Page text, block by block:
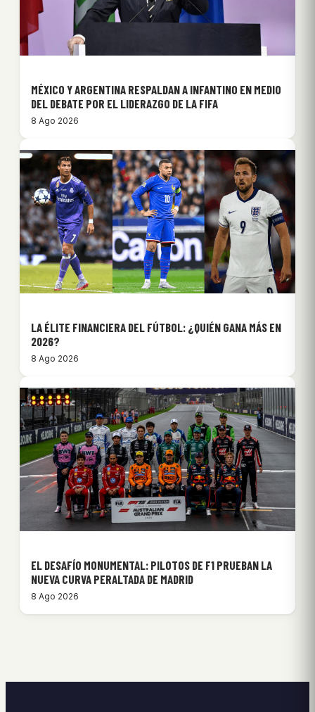
MÉXICO Y ARGENTINA RESPALDAN A INFANTINO EN MEDIO
DEL DEBATE POR EL LIDERAZGO DE LA FIFA
8 Ago 2026
LA ÉLITE FINANCIERA DEL FÚTBOL: ¿QUIÉN GANA MÁS EN
2026?
8 Ago 2026
EL DESAFÍO MONUMENTAL: PILOTOS DE F1 PRUEBAN LA
NUEVA CURVA PERALTADA DE MADRID
8 Ago 2026